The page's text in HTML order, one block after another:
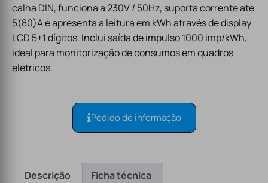
calha DIN, funciona a 230V / 50Hz, suporta corrente até
5(80)A e apresenta a leitura em kWh através de display
LCD 5+1 dígitos. Inclui saída de impulso 1000 imp/kWh,
ideal para monitorização de consumos em quadros
elétricos.
Pedido de informação
Descrição Ficha técnica